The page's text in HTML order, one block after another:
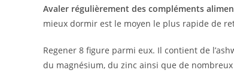
Avaler régulièrement des compléments
mieux dormir est le moyen le plus rapide de
Regener 8 figure parmi eux. Il contient de
du magnésium, du zinc ainsi que de